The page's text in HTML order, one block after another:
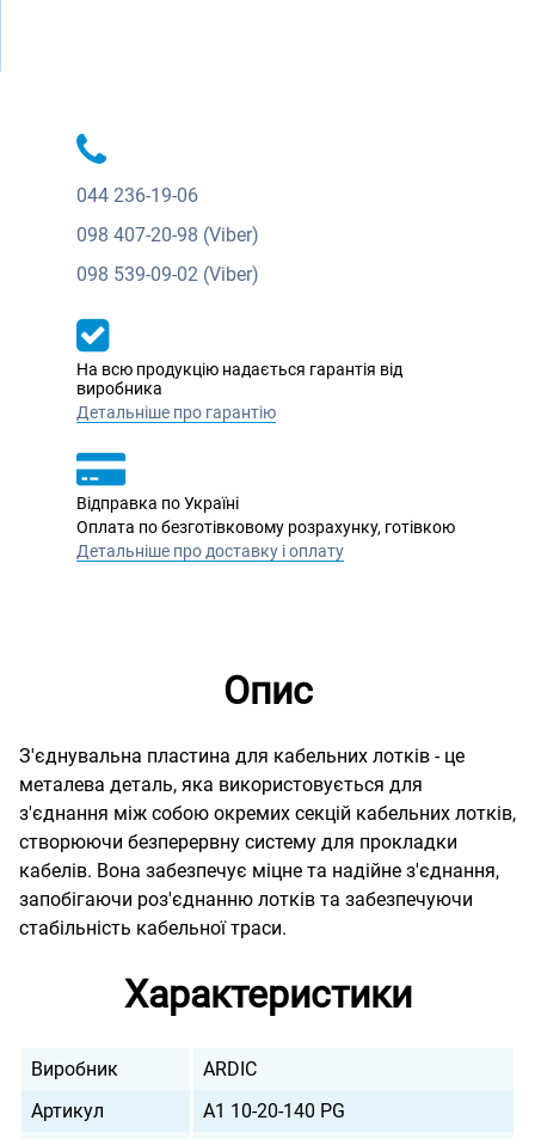
044 236-19-06
098 407-20-98 (Viber)
098 539-09-02 (Viber)
На всю продукцію надається гарантія від
виробника
Детальніше про гарантію
Відправка по Україні
Оплата по безготівковому розрахунку, готівкою
Детальніше про доставку і оплату
Опис
З'єднувальна пластина для кабельних лотків - це
металева деталь, яка використовується для
з'єднання між собою окремих секцій кабельних лотків,
створюючи безперервну систему для прокладки
кабелів. Вона забезпечує міцне та надійне з'єднання,
запобігаючи роз'єднанню лотків та забезпечуючи
стабільність кабельної траси.
Характеристики
Виробник
ARDIC
Артикул
A1 10-20-140 PG